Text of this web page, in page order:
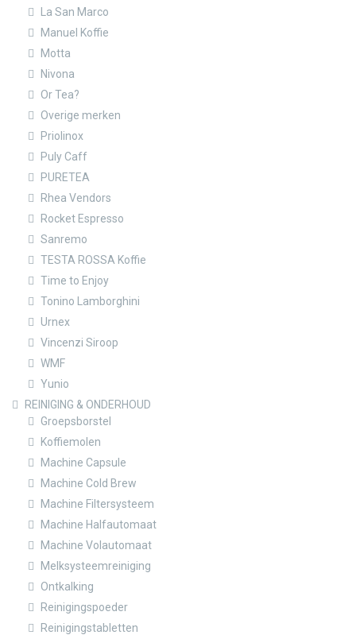
La San Marco
Manuel Koffie
Motta
Nivona
Or Tea?
Overige merken
Priolinox
Puly Caff
PURETEA
Rhea Vendors
Rocket Espresso
Sanremo
TESTA ROSSA Koffie
Time to Enjoy
Tonino Lamborghini
Urnex
Vincenzi Siroop
WMF
Yunio
REINIGING & ONDERHOUD
Groepsborstel
Koffiemolen
Machine Capsule
Machine Cold Brew
Machine Filtersysteem
Machine Halfautomaat
Machine Volautomaat
Melksysteemreiniging
Ontkalking
Reinigingspoeder
Reinigingstabletten